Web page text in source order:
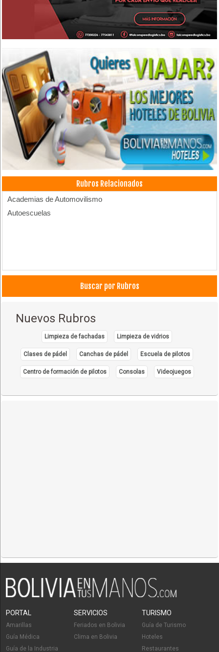
Rubros Relacionados
Academias de Automovilismo
Autoescuelas
Buscar por Rubros
Nuevos Rubros
Limpieza de fachadas Limpieza de vidrios
Clases de pádel Canchas de pádel Escuela de pilotos
Centro de formación de pilotos Consolas Videojuegos
PORTAL
Amarillas
Guía Médica
Guía de la Industria
SERVICIOS
Feriados en Bolivia
Clima en Bolivia
TURISMO
Guía de Turismo
Hoteles
Restaurantes